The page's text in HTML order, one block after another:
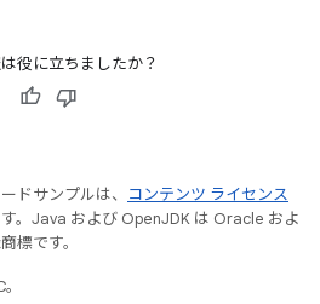
役に立ちましたか？
ドサンプルは、
コンテンツ ライセンス
。Java および OpenJDK は Oracle およ
標です。